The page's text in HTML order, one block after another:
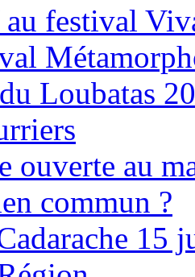
festival
Loubatas
ouverte au
commun ?
15